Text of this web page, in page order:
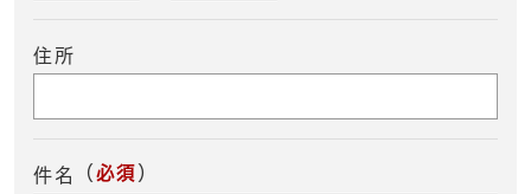
住所
件名 （ 必須 ）